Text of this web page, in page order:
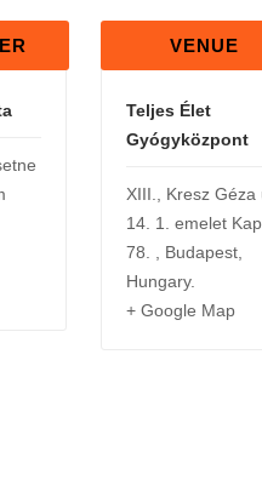
VENUE
Teljes Élet
Gyógyközpont
XIII., Kresz Géza
14. 1. emelet
78.
Budapest
Hungary.
+ Google Map